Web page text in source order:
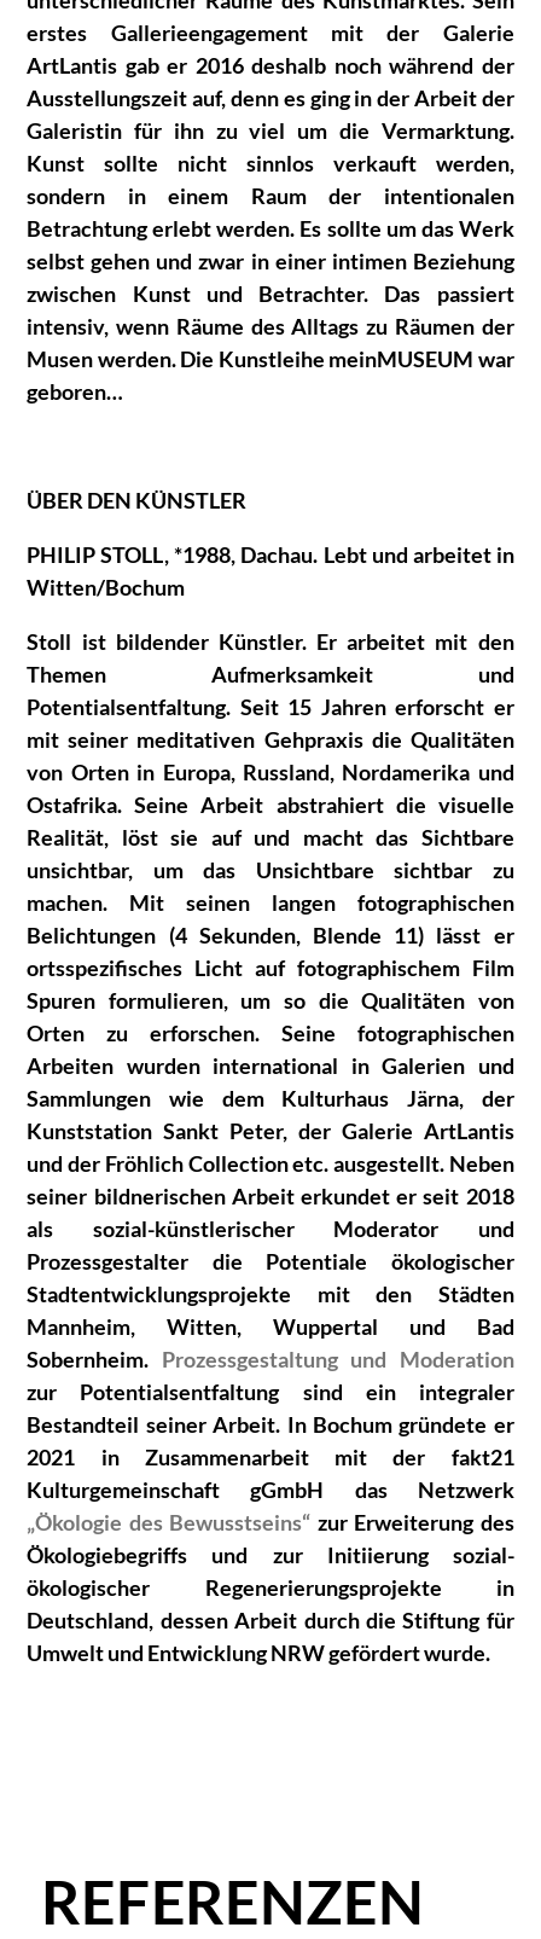
erstes Gallerieengagement mit der Galerie
ArtLantis gab er 2016 deshalb noch während der
Ausstellungszeit auf, denn es ging in der Arbeit der
Galeristin für ihn zu viel um die Vermarktung.
Kunst sollte nicht sinnlos verkauft werden,
sondern in einem Raum der intentionalen
Betrachtung erlebt werden. Es sollte um das Werk
selbst gehen und zwar in einer intimen Beziehung
zwischen Kunst und Betrachter. Das passiert
intensiv, wenn Räume des Alltags zu Räumen der
Musen werden. Die Kunstleihe meinMUSEUM war
geboren…
ÜBER DEN KÜNSTLER
PHILIP STOLL, *1988, Dachau. Lebt und arbeitet in
Witten/Bochum
Stoll ist bildender Künstler. Er arbeitet mit den
Themen Aufmerksamkeit und
Potentialsentfaltung. Seit 15 Jahren erforscht er
mit seiner meditativen Gehpraxis die Qualitäten
von Orten in Europa, Russland, Nordamerika und
Ostafrika. Seine Arbeit abstrahiert die visuelle
Realität, löst sie auf und macht das Sichtbare
unsichtbar, um das Unsichtbare sichtbar zu
machen. Mit seinen langen fotographischen
Belichtungen (4 Sekunden, Blende 11) lässt er
ortsspezifisches Licht auf fotographischem Film
Spuren formulieren, um so die Qualitäten von
Orten zu erforschen. Seine fotographischen
Arbeiten wurden international in Galerien und
Sammlungen wie dem Kulturhaus Järna, der
Kunststation Sankt Peter, der Galerie ArtLantis
und der Fröhlich Collection etc. ausgestellt. Neben
seiner bildnerischen Arbeit erkundet er seit 2018
als sozial-künstlerischer Moderator und
Prozessgestalter die Potentiale ökologischer
Stadtentwicklungsprojekte mit den Städten
Mannheim, Witten, Wuppertal und Bad
Sobernheim. Prozessgestaltung und Moderation
zur Potentialsentfaltung sind ein integraler
Bestandteil seiner Arbeit. In Bochum gründete er
2021 in Zusammenarbeit mit der fakt21
Kulturgemeinschaft gGmbH das Netzwerk
„Ökologie des Bewusstseins“ zur Erweiterung des
Ökologiebegriffs und zur Initiierung sozial-
ökologischer Regenerierungsprojekte in
Deutschland, dessen Arbeit durch die Stiftung für
Umwelt und Entwicklung NRW gefördert wurde.
REFERENZEN